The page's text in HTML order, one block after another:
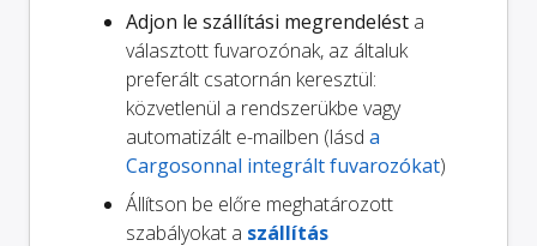
Adjon le szállítási megrendelést a
választott fuvarozónak, az általuk
preferált csatornán keresztül:
közvetlenül a rendszerükbe vagy
automatizált e-mailben (lásd a
Cargosonnal integrált fuvarozókat)
Állítson be előre meghatározott
szabályokat a szállítás